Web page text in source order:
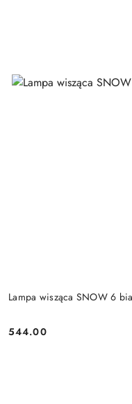
Lampa wisząca SNOW 6
Cena:
544.00